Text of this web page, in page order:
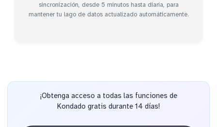
sincronización, desde 5 minutos hasta diaria, para
mantener tu lago de datos actualizado automáticamente.
¡Obtenga acceso a todas las funciones de
Kondado gratis durante 14 días!